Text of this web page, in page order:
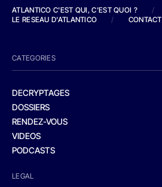
ATLANTICO C'EST QUI, C'EST QUOI ?
/
LE RESEAU D'ATLANTICO
/ CONTACT
CATEGORIES
DECRYPTAGES
DOSSIERS
RENDEZ-VOUS
VIDEOS
PODCASTS
LEGAL